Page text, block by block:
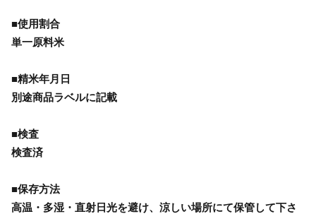
■使用割合
単一原料米
■精米年月日
別途商品ラベルに記載
■検査
検査済
■保存方法
高温・多湿・直射日光を避け、涼しい場所にて保管して下さ